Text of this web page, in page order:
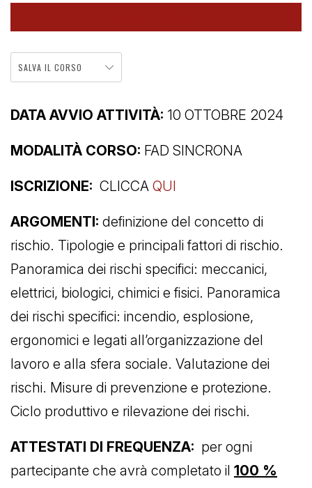
SALVA IL CORSO
DATA AVVIO ATTIVITÀ: 10 OTTOBRE 2024
MODALITÀ CORSO: FAD SINCRONA
ISCRIZIONE: CLICCA QUI
ARGOMENTI: definizione del concetto di
rischio. Tipologie e principali fattori di rischio.
Panoramica dei rischi specifici: meccanici,
elettrici, biologici, chimici e fisici. Panoramica
dei rischi specifici: incendio, esplosione,
ergonomici e legati all’organizzazione del
lavoro e alla sfera sociale. Valutazione dei
rischi. Misure di prevenzione e protezione.
Ciclo produttivo e rilevazione dei rischi.
ATTESTATI DI FREQUENZA: per ogni
partecipante che avrà completato il 100 %